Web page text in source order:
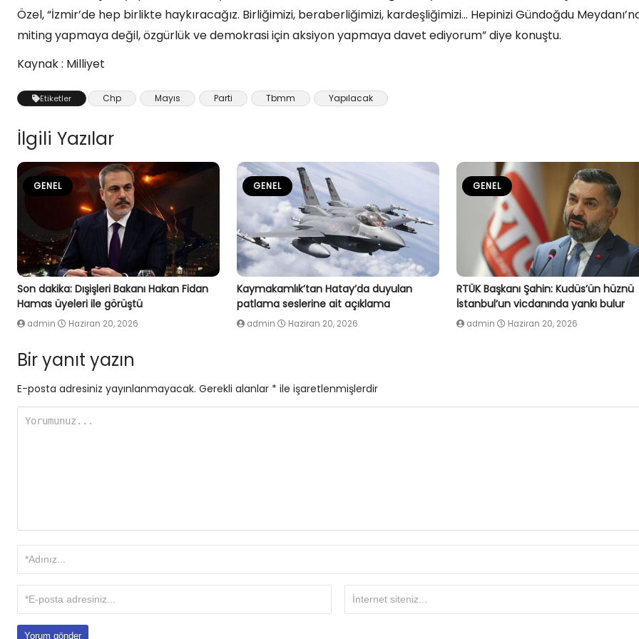
Özel, “İzmir’de hep birlikte haykıracağız. Birliğimizi, beraberliğimizi, kardeşliğimizi… Hepinizi Gündoğdu
miting yapmaya değil, özgürlük ve demokrasi için aksiyon yapmaya davet ediyorum” diye konuştu.
Kaynak : Milliyet
Etiketler Chp Mayıs Parti Tbmm Yapılacak
İlgili Yazılar
GENEL
Son dakika: Dışişleri Bakanı Hakan Fidan
Hamas üyeleri ile görüştü
admin Haziran 20, 2026
GENEL
Kaymakamlık’tan Hatay’da duyulan
patlama seslerine ait açıklama
admin Haziran 20, 2026
GENEL
RTÜK Başkanı Şahin: Kudüs’ün hüznü
İstanbul’un vicdanında yankı bulur
admin Haziran 20, 2026
Bir yanıt yazın
E-posta adresiniz yayınlanmayacak. Gerekli alanlar * ile işaretlenmişlerdir